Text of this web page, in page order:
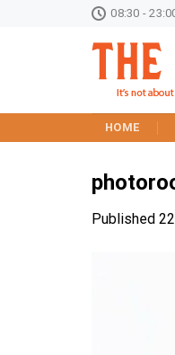
08:30 -
HOME
Published